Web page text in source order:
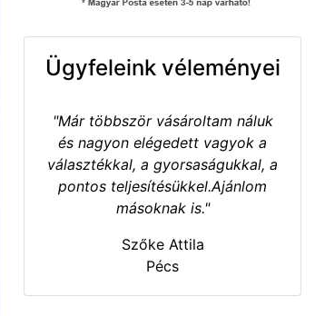
Ügyfeleink véleményei
"Már többször vásároltam náluk
és nagyon elégedett vagyok a
választékkal, a gyorsaságukkal, a
pontos teljesítésükkel.Ajánlom
másoknak is."
Szőke Attila
Pécs